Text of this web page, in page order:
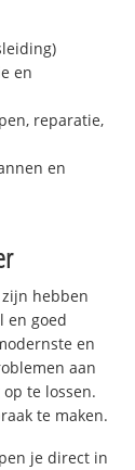
en
reparatie,
en
hebben
en goed
en
aan
te lossen.
te maken.
je direct in